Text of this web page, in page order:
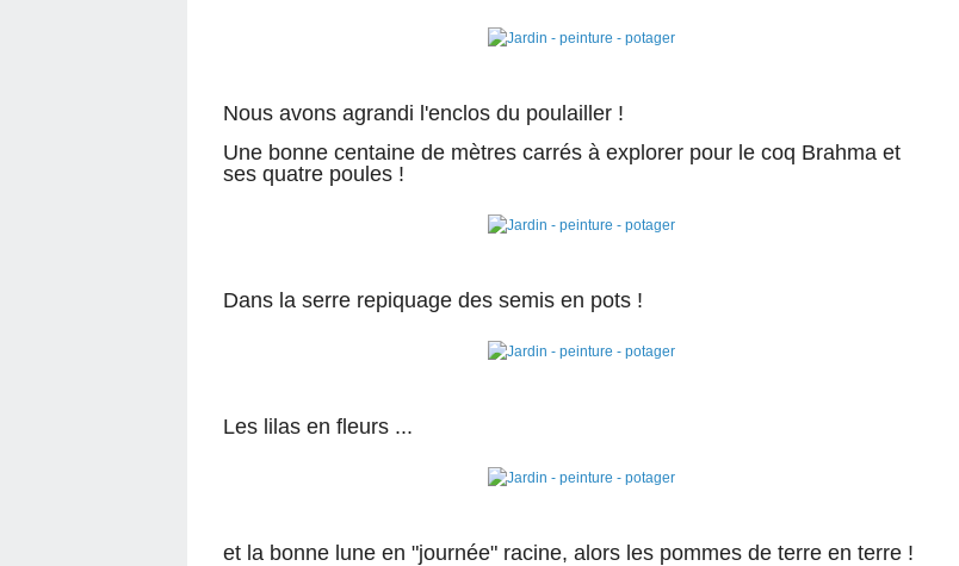
Nous avons agrandi l'enclos du poulailler !
Une bonne centaine de mètres carrés à explorer pour le coq Brahma et
ses quatre poules !
Dans la serre repiquage des semis en pots !
Les lilas en fleurs ...
et la bonne lune en "journée" racine, alors les pommes de terre en terre !